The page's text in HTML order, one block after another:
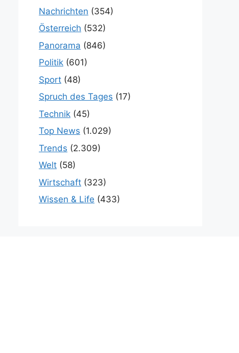
Nachrichten (354)
Österreich (532)
Panorama (846)
Politik (601)
Sport (48)
Spruch des Tages (17)
Technik (45)
Top News (1.029)
Trends (2.309)
Welt (58)
Wirtschaft (323)
Wissen & Life (433)